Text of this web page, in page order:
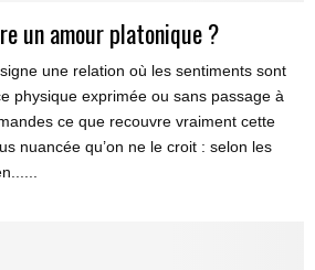
un amour platonique ?
une relation où les sentiments sont
physique exprimée ou sans passage à
ce que recouvre vraiment cette
nuancée qu’on ne le croit : selon les